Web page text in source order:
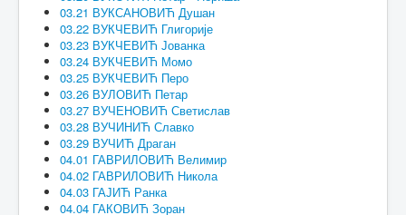
03.21 ВУКСАНОВИЋ Душан
03.22 ВУКЧЕВИЋ Глигорије
03.23 ВУКЧЕВИЋ Јованка
03.24 ВУКЧЕВИЋ Момо
03.25 ВУКЧЕВИЋ Перо
03.26 ВУЛОВИЋ Петар
03.27 ВУЧЕНОВИЋ Светислав
03.28 ВУЧИНИЋ Славко
03.29 ВУЧИЋ Драган
04.01 ГАВРИЛОВИЋ Велимир
04.02 ГАВРИЛОВИЋ Никола
04.03 ГАЈИЋ Ранка
04.04 ГАКОВИЋ Зоран